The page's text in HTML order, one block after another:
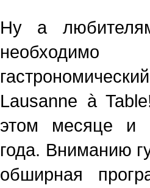
Ну а
необходимо
Lausanne à
этом месяце и
года. Вниманию
обширная